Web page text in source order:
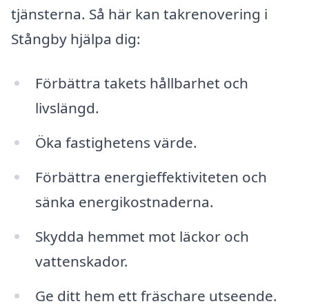
tjänsterna. Så här kan takrenovering i
Stångby hjälpa dig:
Förbättra takets hållbarhet och
livslängd.
Öka fastighetens värde.
Förbättra energieffektiviteten och
sänka energikostnaderna.
Skydda hemmet mot läckor och
vattenskador.
Ge ditt hem ett fräschare utseende.